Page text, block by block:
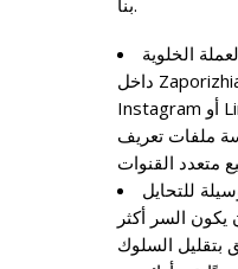
بنا.
الخلوية
داخل Zaporizhia Oblast عبر
Instagram أو LinkedIn أو Facebook
ملفات تعريف
للتحايل
يكون السر أكثر